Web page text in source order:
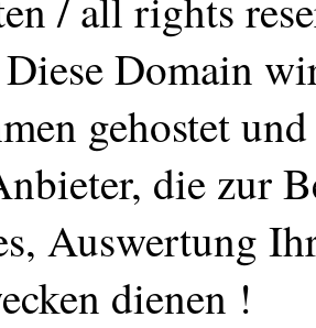
Domain
gehostet
die zur
Auswertung
dienen !